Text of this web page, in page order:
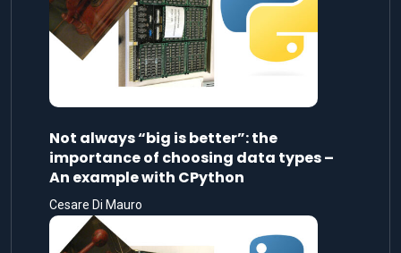
Not always “big is better”: the
importance of choosing data types –
An example with CPython
Cesare Di Mauro